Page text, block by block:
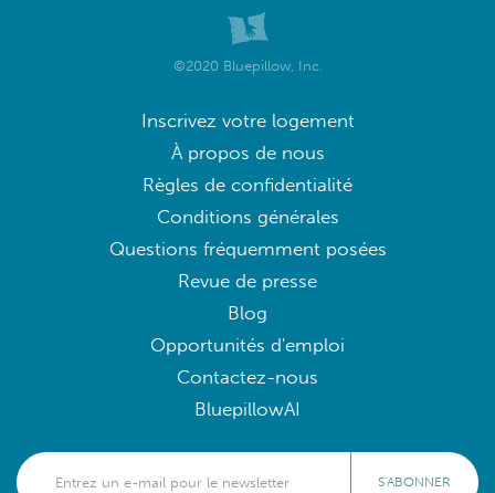
©2020 Bluepillow, Inc.
Inscrivez votre logement
À propos de nous
Règles de confidentialité
Conditions générales
Questions fréquemment posées
Revue de presse
Blog
Opportunités d'emploi
Contactez-nous
BluepillowAI
S'ABONNER